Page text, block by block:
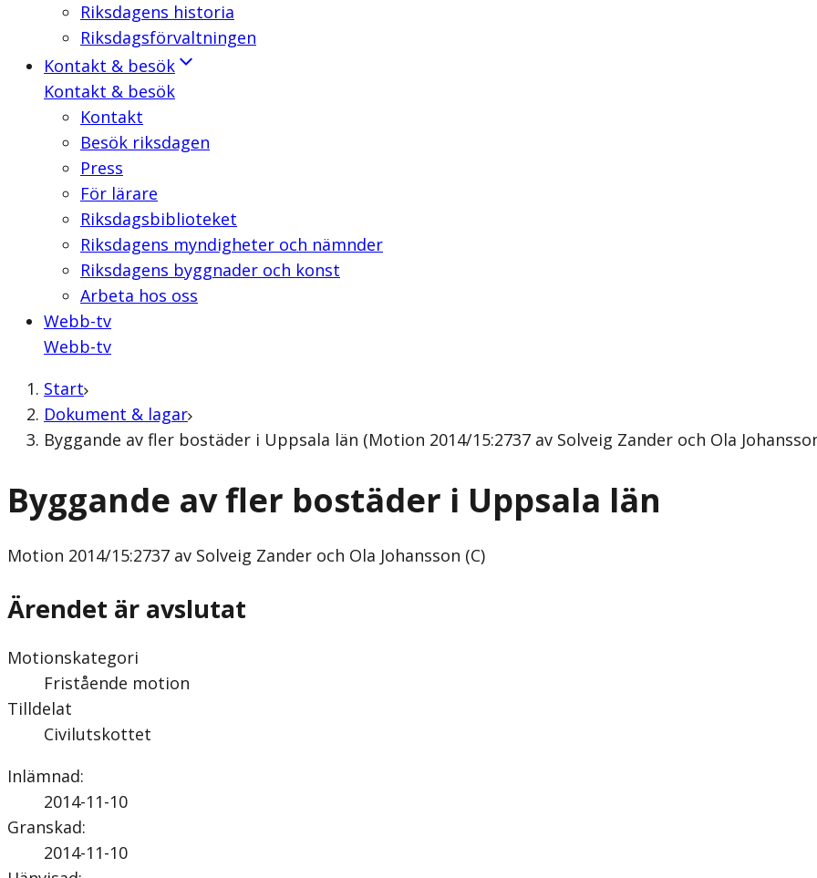
Riksdagens historia
Riksdagsförvaltningen
Kontakt & besök
Kontakt & besök
Kontakt
Besök riksdagen
Press
För lärare
Riksdagsbiblioteket
Riksdagens myndigheter och nämnder
Riksdagens byggnader och konst
Arbeta hos oss
Webb-tv
Webb-tv
Start
Dokument & lagar
Byggande av fler bostäder i Uppsala län (Motion 2014/15:2737 av Solveig Zander och Ola
Byggande av fler bostäder i Uppsala län
Motion 2014/15:2737 av Solveig Zander och Ola Johansson (C)
Ärendet är avslutat
Motionskategori
Fristående motion
Tilldelat
Civilutskottet
Inlämnad:
2014-11-10
Granskad:
2014-11-10